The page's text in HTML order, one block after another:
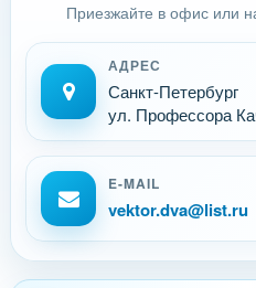
Приезжайте в офис или
АДРЕС
Санкт-Петербург
ул. Профессора
E-MAIL
vektor.dva@list.ru